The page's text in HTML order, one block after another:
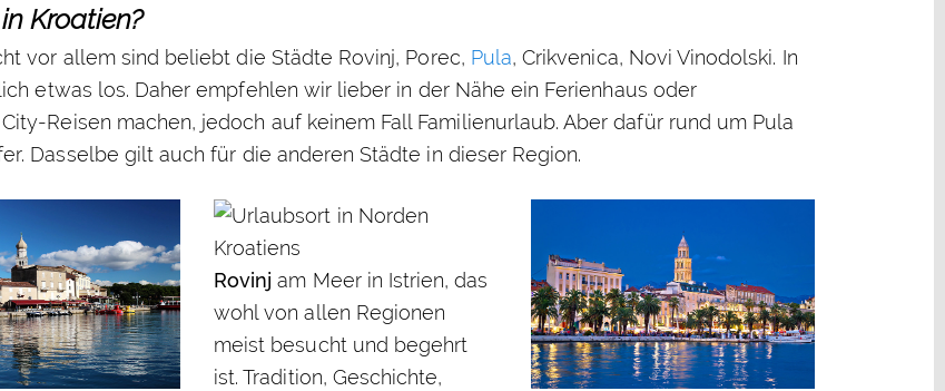
Kroatien?
vor allem sind beliebt die Städte Rovinj, Porec, Pula, Crikvenica, Novi Vinodolski. In
etwas los. Daher empfehlen wir lieber in der Nähe ein Ferienhaus oder
Reisen machen, jedoch auf keinem Fall Familienurlaub. Aber dafür rund um Pula
Dasselbe gilt auch für die anderen Städte in dieser Region.
Rovinj am Meer in Istrien, das
wohl von allen Regionen
meist besucht und begehrt
ist. Tradition, Geschichte,